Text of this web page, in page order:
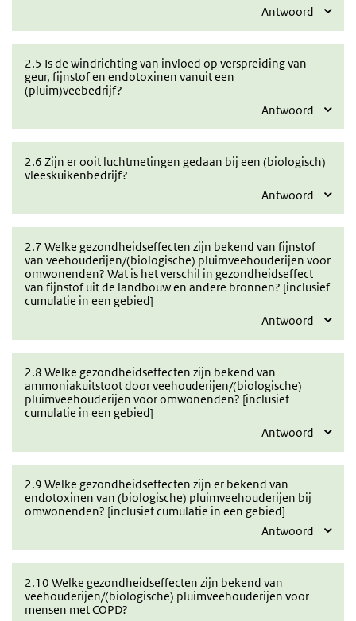
Antwoord
2.5 Is de windrichting van invloed op verspreiding van
geur, fijnstof en endotoxinen vanuit een
(pluim)veebedrijf?
Antwoord
2.6 Zijn er ooit luchtmetingen gedaan bij een (biologisch)
vleeskuikenbedrijf?
Antwoord
2.7 Welke gezondheidseffecten zijn bekend van fijnstof
van veehouderijen/(biologische) pluimveehouderijen voor
omwonenden? Wat is het verschil in gezondheidseffect
van fijnstof uit de landbouw en andere bronnen? [inclusief
cumulatie in een gebied]
Antwoord
2.8 Welke gezondheidseffecten zijn bekend van
ammoniakuitstoot door veehouderijen/(biologische)
pluimveehouderijen voor omwonenden? [inclusief
cumulatie in een gebied]
Antwoord
2.9 Welke gezondheidseffecten zijn er bekend van
endotoxinen van (biologische) pluimveehouderijen bij
omwonenden? [inclusief cumulatie in een gebied]
Antwoord
2.10 Welke gezondheidseffecten zijn bekend van
veehouderijen/(biologische) pluimveehouderijen voor
mensen met COPD?